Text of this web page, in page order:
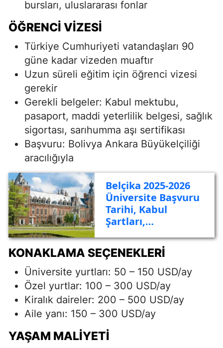
bursları, uluslararası fonlar
ÖĞRENCI VIZESI
Türkiye Cumhuriyeti vatandaşları 90
güne kadar vizeden muaftır
Uzun süreli eğitim için öğrenci vizesi
gerekir
Gerekli belgeler: Kabul mektubu,
pasaport, maddi yeterlilik belgesi, sağlık
sigortası, sarıhumma aşı sertifikası
Başvuru: Bolivya Ankara Büyükelçiliği
aracılığıyla
Belçika 2025-2026
Üniversite Başvuru
Tarihi, Kabul
Şartları,
Bölümler, Vize,
Konaklama, Yaşam
Maliyeti ve
Gezilecek Yerler
KONAKLAMA SEÇENEKLERI
Üniversite yurtları: 50 – 150 USD/ay
Özel yurtlar: 100 – 300 USD/ay
Kiralık daireler: 200 – 500 USD/ay
Aile yanı: 150 – 300 USD/ay
YAŞAM MALIYETI